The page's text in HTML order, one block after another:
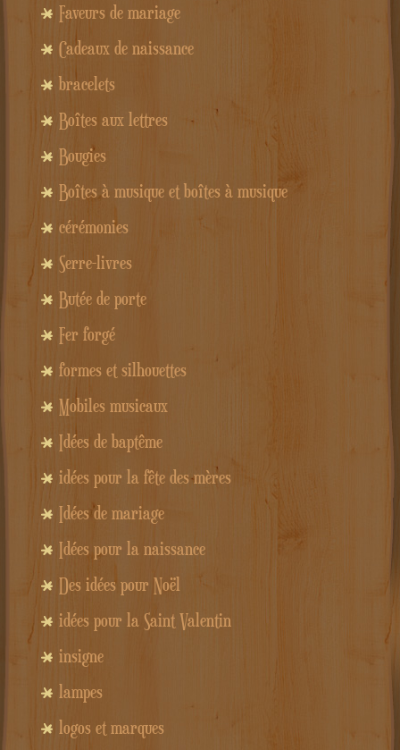
Faveurs de mariage
Cadeaux de naissance
bracelets
Boîtes aux lettres
Bougies
Boîtes à musique et boîtes à musique
cérémonies
Serre-livres
Butée de porte
Fer forgé
formes et silhouettes
Mobiles musicaux
Idées de baptême
idées pour la fête des mères
Idées de mariage
Idées pour la naissance
Des idées pour Noël
idées pour la Saint Valentin
insigne
lampes
logos et marques